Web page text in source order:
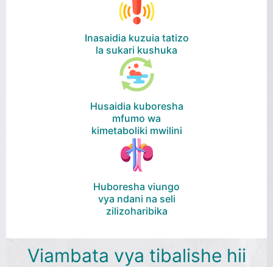
Inasaidia kuzuia tatizo
la sukari kushuka
Husaidia kuboresha
mfumo wa
kimetaboliki mwilini
Huboresha viungo
vya ndani na seli
zilizoharibika
Viambata vya tibalishe hii